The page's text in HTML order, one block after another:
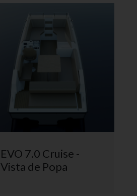
EVO 7.0 Cruise -
Vista de Popa